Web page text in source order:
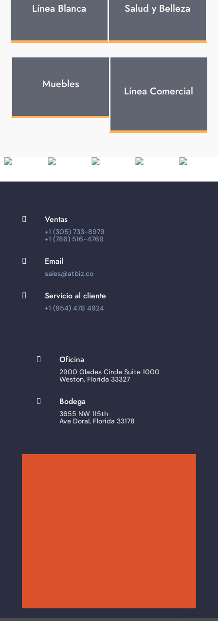
Línea Blanca Salud y Belleza
Muebles
Línea Comercial
 Ventas
+1 (305) 733-8979
+1 (786) 516-4769
 Email
sales@atbiz.co
 Servicio al cliente
+1 (954) 478 4924
 Oficina
2900 Glades Circle Suite 1000
Weston, Florida 33327
 Bodega
3655 NW 115th
Ave Doral, Florida 33178